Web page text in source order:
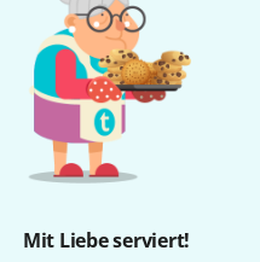
Mit Liebe serviert!
Thomann Newsletter
Newsletter und
von
Beiträge
Deals